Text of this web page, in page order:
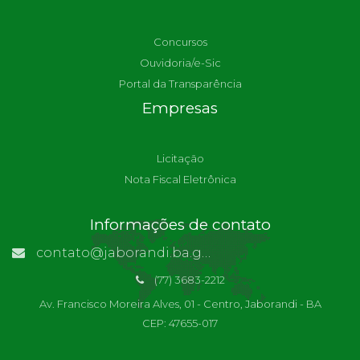
Concursos
Ouvidoria/e-Sic
Portal da Transparência
Empresas
Licitação
Nota Fiscal Eletrônica
Informações de contato
contato@jaborandi.ba.gov.br | Funcionário Responsável: Ronaldo Da Paz Dourado
(77) 3683-2212
Av. Francisco Moreira Alves, 01 - Centro, Jaborandi - BA
CEP: 47655-017